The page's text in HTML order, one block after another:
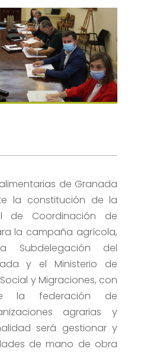
de Granada
la constitución de la
de Coordinación de
la campaña agrícola,
Subdelegación del
y el Ministerio de
y Migraciones, con
la federación de
agrarias y
será gestionar y
de mano de obra